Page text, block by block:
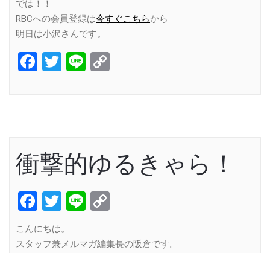
では！！
RBCへの会員登録は今すぐこちらから
明日は小沢さんです。
Facebook
Twitter
Line
衝撃的ゆるきゃら！
Facebook
Twitter
Line
こんにちは。
スタッフ兼メルマガ編集長の阪倉です。